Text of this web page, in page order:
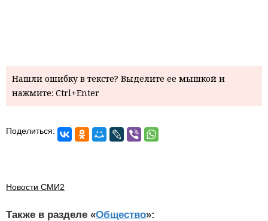
Нашли ошибку в тексте? Выделите ее мышкой и
нажмите: Ctrl+Enter
Поделиться:
Новости СМИ2
Также в разделе «Общество»: